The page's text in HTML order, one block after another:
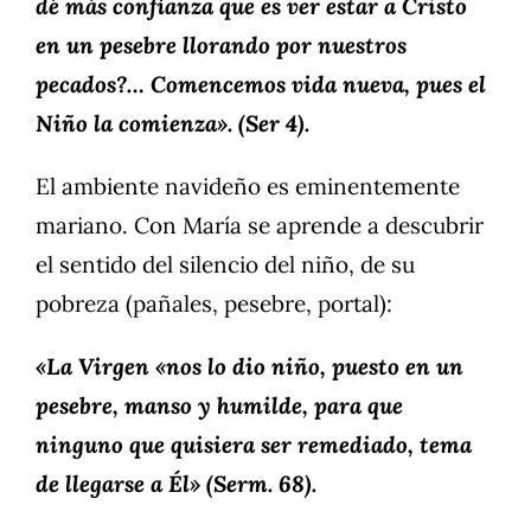
dé más confianza que es ver estar a Cristo
en un pesebre llorando por nuestros
pecados?… Comencemos vida nueva, pues el
Niño la comienza». (Ser 4).
El ambiente navideño es eminentemente
mariano. Con María se aprende a descubrir
el sentido del silencio del niño, de su
pobreza (pañales, pesebre, portal):
«La Virgen «nos lo dio niño, puesto en un
pesebre, manso y humilde, para que
ninguno que quisiera ser remediado, tema
de llegarse a Él» (Serm. 68).